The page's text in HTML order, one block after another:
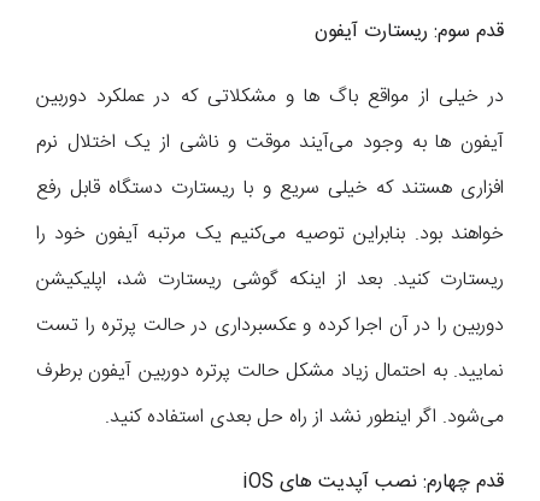
قدم سوم: ریستارت آیفون
در خیلی از مواقع باگ ها و مشکلاتی که در عملکرد دوربین
آیفون ها به وجود می‌آیند موقت و ناشی از یک اختلال نرم
افزاری هستند که خیلی سریع و با ریستارت دستگاه قابل رفع
خواهند بود. بنابراین توصیه می‌کنیم یک مرتبه آیفون خود را
ریستارت کنید. بعد از اینکه گوشی ریستارت شد، اپلیکیشن
دوربین را در آن اجرا کرده و عکسبرداری در حالت پرتره را تست
نمایید. به احتمال زیاد مشکل حالت پرتره دوربین آیفون برطرف
می‌شود. اگر اینطور نشد از راه حل بعدی استفاده کنید.
قدم چهارم: نصب آپدیت های iOS